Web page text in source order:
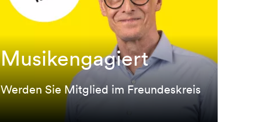
Musikengagiert
Werden Sie Mitglied im Freundeskreis
Musikengagiert
Werden Sie Mitglied im Freundeskreis